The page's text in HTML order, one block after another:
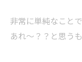
非常に単純なこと
あれ～？？と思う